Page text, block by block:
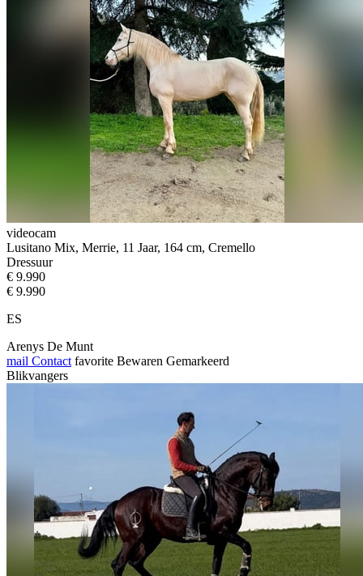
videocam
Lusitano Mix, Merrie, 11 Jaar, 164 cm, Cremello
Dressuur
€ 9.990
€ 9.990
ES
Arenys De Munt
mail Contact favorite Bewaren Gemarkeerd
Blikvangers